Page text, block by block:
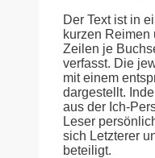
Der Text ist in
kurzen Reimen
Zeilen je
verfasst. Die
mit einem
dargestellt.
aus der Ich-
Leser
sich Letzterer
beteiligt.